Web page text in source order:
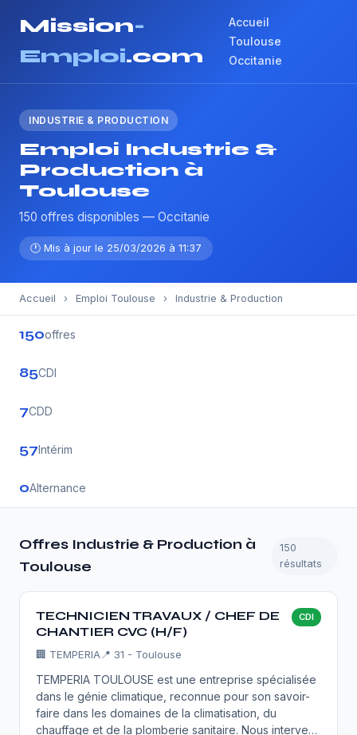
Mission-
Emploi.com
Accueil
Toulouse
Occitanie
INDUSTRIE & PRODUCTION
Emploi Industrie &
Production à
Toulouse
150 offres disponibles — Occitanie
🕐 Mis à jour le 25/03/2026 à 11:37
Accueil › Emploi Toulouse › Industrie & Production
150offres
85CDI
7CDD
57Intérim
0Alternance
Offres Industrie & Production à
Toulouse
150
résultats
TECHNICIEN TRAVAUX / CHEF DE
CHANTIER CVC (H/F)
CDI
🏢 TEMPERIA📍 31 - Toulouse
TEMPERIA TOULOUSE est une entreprise spécialisée
dans le génie climatique, reconnue pour son savoir-
faire dans les domaines de la climatisation, du
chauffage et de la plomberie sanitaire. Nous interve…